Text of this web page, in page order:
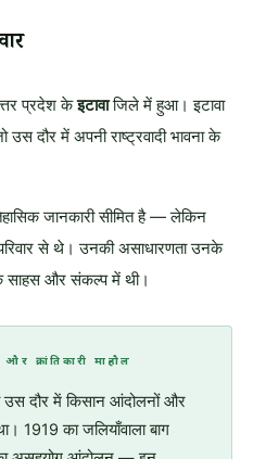
प्रदेश केइटावाजिले में हुआ। इटावा
दौर में अपनी राष्ट्रवादी भावना के
जानकारी सीमित है — लेकिन
से थे। उनकी असाधारणता उनके
साहस और संकल्प में थी।
क्रांतिकारी माहौल
उस दौर में किसान आंदोलनों और
1919 का जलियाँवाला बाग